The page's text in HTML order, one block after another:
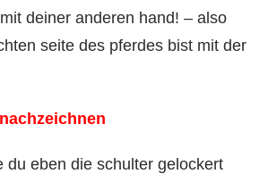
deiner anderen hand! – also
seite des pferdes bist mit der
du eben die schulter gelockert